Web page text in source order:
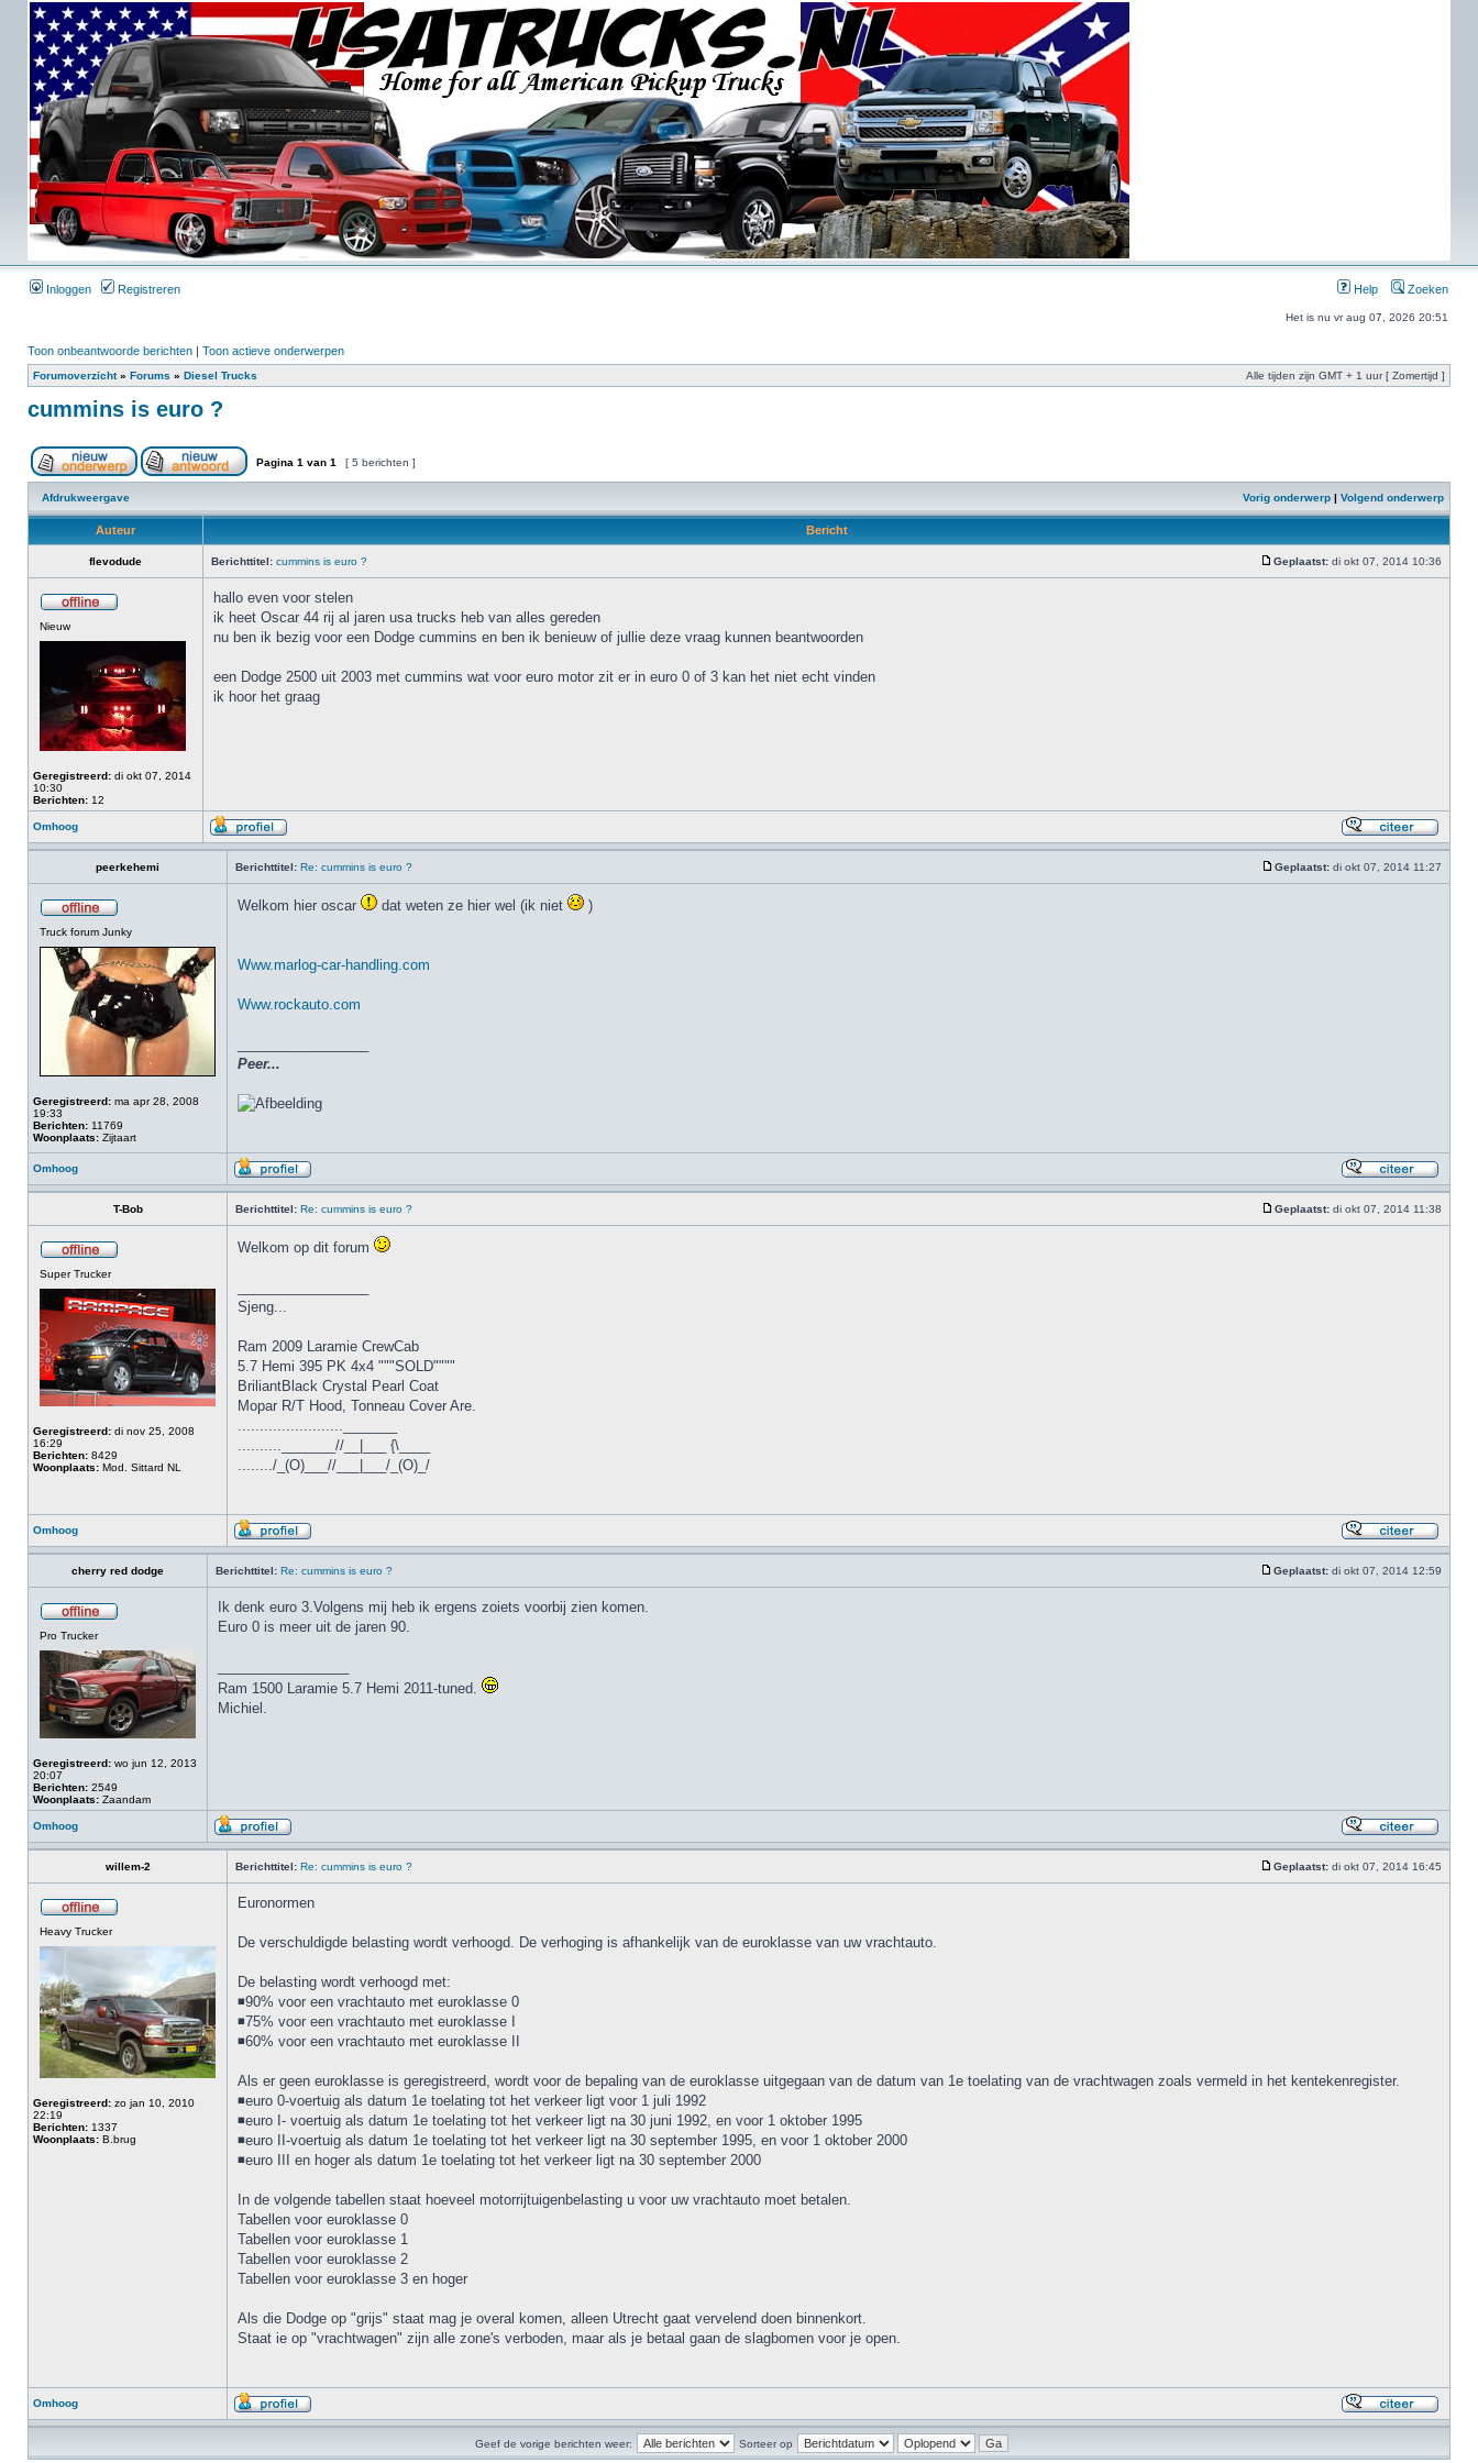
Inloggen Registreren Help Zoeken
Het is nu vr aug 07, 2026 20:51
Toon onbeantwoorde berichten | Toon actieve onderwerpen
Forumoverzicht» Forums » Diesel Trucks Alle tijden zijn GMT + 1 uur [ Zomertijd ]
cummins is euro ?
Pagina 1 van 1 [ 5 berichten ]
Afdrukweergave Vorig onderwerp | Volgend onderwerp
Auteur Bericht
flevodude Berichttitel: cummins is euro ? Geplaatst: di okt 07, 2014 10:36
Nieuw
Geregistreerd: di okt 07, 2014
10:30
Berichten: 12
hallo even voor stelen
ik heet Oscar 44 rij al jaren usa trucks heb van alles gereden
nu ben ik bezig voor een Dodge cummins en ben ik benieuw of jullie deze vraag kunnen beantwoorden
een Dodge 2500 uit 2003 met cummins wat voor euro motor zit er in euro 0 of 3 kan het niet echt vinden
ik hoor het graag
Omhoog
peerkehemi Berichttitel: Re: cummins is euro ? Geplaatst: di okt 07, 2014 11:27
Truck forum Junky
Geregistreerd: ma apr 28, 2008
19:33
Berichten: 11769
Woonplaats: Zijtaart
Welkom hier oscar dat weten ze hier wel (ik niet )
Www.marlog-car-handling.com
Www.rockauto.com
Peer...
Omhoog
T-Bob Berichttitel: Re: cummins is euro ? Geplaatst: di okt 07, 2014 11:38
Super Trucker
Geregistreerd: di nov 25, 2008
16:29
Berichten: 8429
Woonplaats: Mod. Sittard NL
Welkom op dit forum
Sjeng...
Ram 2009 Laramie CrewCab
5.7 Hemi 395 PK 4x4 """SOLD""""
BriliantBlack Crystal Pearl Coat
Mopar R/T Hood, Tonneau Cover Are.
........................_______
.........._______//__|___ {\____
......../_(O)___//___|___/_(O)_/
Omhoog
cherry red dodge Berichttitel: Re: cummins is euro ? Geplaatst: di okt 07, 2014 12:59
Pro Trucker
Geregistreerd: wo jun 12, 2013
20:07
Berichten: 2549
Woonplaats: Zaandam
Ik denk euro 3.Volgens mij heb ik ergens zoiets voorbij zien komen.
Euro 0 is meer uit de jaren 90.
Ram 1500 Laramie 5.7 Hemi 2011-tuned.
Michiel.
Omhoog
willem-2 Berichttitel: Re: cummins is euro ? Geplaatst: di okt 07, 2014 16:45
Heavy Trucker
Geregistreerd: zo jan 10, 2010
22:19
Berichten: 1337
Woonplaats: B.brug
Euronormen
De verschuldigde belasting wordt verhoogd. De verhoging is afhankelijk van de euroklasse van uw vrachtauto.
De belasting wordt verhoogd met:
◾90% voor een vrachtauto met euroklasse 0
◾75% voor een vrachtauto met euroklasse I
◾60% voor een vrachtauto met euroklasse II
Als er geen euroklasse is geregistreerd, wordt voor de bepaling van de euroklasse uitgegaan van de datum van 1e toelating van de vrachtwagen zoals vermeld in het kentekenregister.
◾euro 0-voertuig als datum 1e toelating tot het verkeer ligt voor 1 juli 1992
◾euro I- voertuig als datum 1e toelating tot het verkeer ligt na 30 juni 1992, en voor 1 oktober 1995
◾euro II-voertuig als datum 1e toelating tot het verkeer ligt na 30 september 1995, en voor 1 oktober 2000
◾euro III en hoger als datum 1e toelating tot het verkeer ligt na 30 september 2000
In de volgende tabellen staat hoeveel motorrijtuigenbelasting u voor uw vrachtauto moet betalen.
Tabellen voor euroklasse 0
Tabellen voor euroklasse 1
Tabellen voor euroklasse 2
Tabellen voor euroklasse 3 en hoger
Als die Dodge op "grijs" staat mag je overal komen, alleen Utrecht gaat vervelend doen binnenkort.
Staat ie op "vrachtwagen" zijn alle zone's verboden, maar als je betaal gaan de slagbomen voor je open.
Omhoog
Geef de vorige berichten weer: Sorteer op